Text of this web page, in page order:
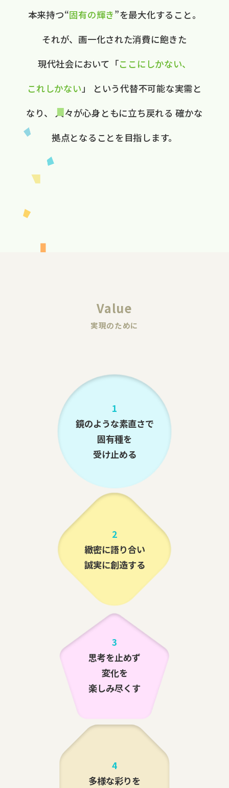
本来持つ“固有の​輝き”を​最大化する​こと。
それが、​画一化された​消費に​飽きた​
現代社会に​おいて ​「ここに​しかない、​
これしかない 」
と​いう​代替不可能な​実需と​
なり、
人々が​心身ともに​立ち戻れる 確かな​
拠点と​なる​ことを​目指します。​
Value
実現のために
1
鏡のような素直さで
固有種を
受け止める
2
緻密に語り合い
誠実に創造する
3
思考を止めず
変化を
楽しみ尽くす
4
多様な彩りを